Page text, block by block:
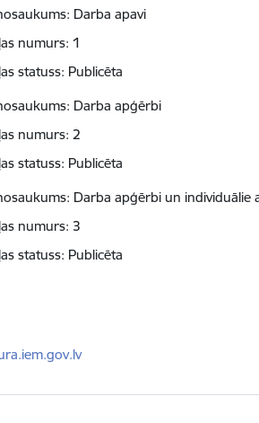
Darba apavi
numurs: 1
statuss: Publicēta
Darba apģērbi
numurs: 2
statuss: Publicēta
Darba apģērbi un individuālie
numurs: 3
statuss: Publicēta